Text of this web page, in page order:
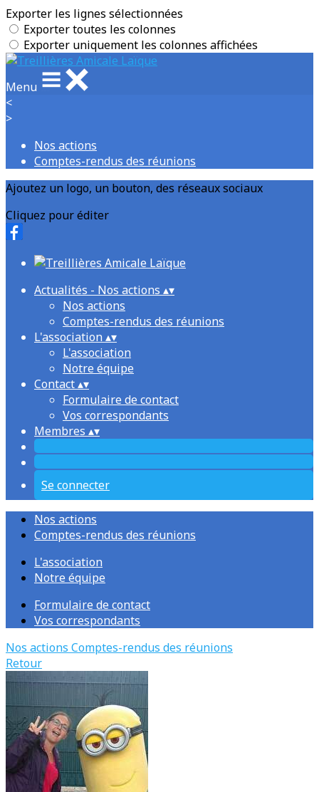
Exporter les lignes sélectionnées
Exporter toutes les colonnes
Exporter uniquement les colonnes affichées
Menu
<
>
Nos actions
Comptes-rendus des réunions
Ajoutez un logo, un bouton, des réseaux sociaux
Cliquez pour éditer
Actualités - Nos actions ▴▾
Nos actions
Comptes-rendus des réunions
L'association▴▾
L'association
Notre équipe
Contact▴▾
Formulaire de contact
Vos correspondants
Membres ▴▾
Se connecter
Nos actions
Comptes-rendus des réunions
L'association
Notre équipe
Formulaire de contact
Vos correspondants
Nos actions Comptes-rendus des réunions
Retour